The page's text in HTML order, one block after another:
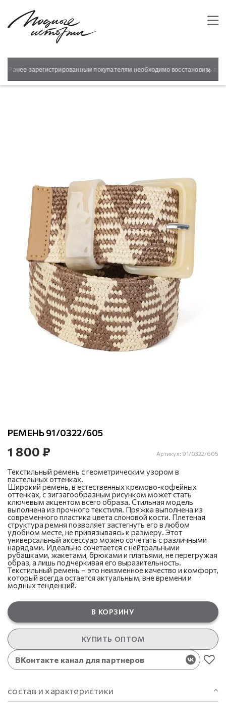
Ранее зарегистрированным покупателям необходимо восстановить×
РЕМЕНЬ 91/0322/605
1 800 ₽ Артикул: 91/0322/605
Текстильный ремень с геометрическим узором в
пастельных оттенках.
Широкий ремень, в естественных кремово-кофейных
оттенках, с зигзагообразным рисунком может стать
ключевым акцентом всего образа. Стильная модель
выполнена из прочного текстиля. Пряжка выполнена из
современного пластика цвета слоновой кости. Плетеная
структура ремня позволяет застегнуть его в любом
удобном месте, не привязываясь к размеру. Этот
универсальный аксессуар можно сочетать с различными
нарядами. Идеально сочетается с нейтральными
рубашками, жакетами, брюками и платьями, не перегружая
образ, а лишь подчеркивая его выразительность.
Текстильный ремень – это неизменное качество и комфорт,
который всегда остается актуальным, вне времени и
модных тенденций.
В КОРЗИНУ
КУПИТЬ ОПТОМ
ВКонтакте канал для партнеров
состав и характеристики